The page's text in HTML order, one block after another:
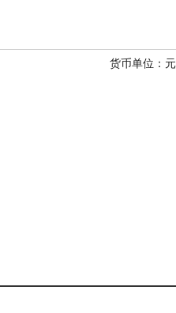
货币单位：元